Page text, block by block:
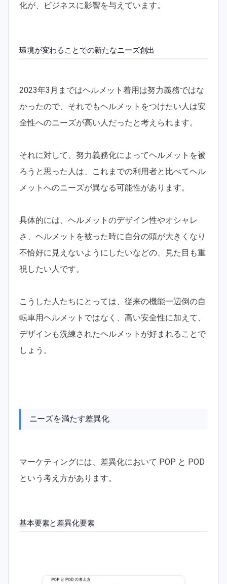
化が、ビジネスに影響を与えています。
環境が変わることでの新たなニーズ創出
2023年3月まではヘルメット着用は努力義務ではな
かったので、それでもヘルメットをつけたい人は安
全性へのニーズが高い人だったと考えられます。
それに対して、努力義務化によってヘルメットを被
ろうと思った人は、これまでの利用者と比べてヘル
メットへのニーズが異なる可能性があります。
具体的には、ヘルメットのデザイン性やオシャレ
さ、ヘルメットを被った時に自分の頭が大きくなり
不恰好に見えないようにしたいなどの、見た目も重
視したい人です。
こうした人たちにとっては、従来の機能一辺倒の自
転車用ヘルメットではなく、高い安全性に加えて、
デザインも洗練されたヘルメットが好まれることで
しょう。
ニーズを満たす差異化
マーケティングには、差異化において POP と POD
という考え方があります。
基本要素と差異化要素